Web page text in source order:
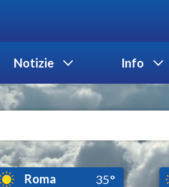
Notizie Info
Roma 35°